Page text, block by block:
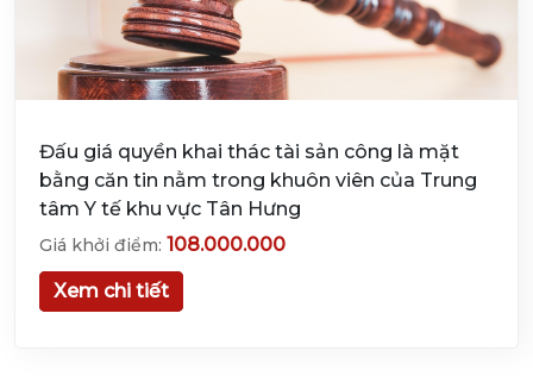
Đấu giá quyền khai thác tài sản công là mặt
bằng căn tin nằm trong khuôn viên của Trung
tâm Y tế khu vực Tân Hưng
Giá khởi điểm: 108.000.000
Xem chi tiết